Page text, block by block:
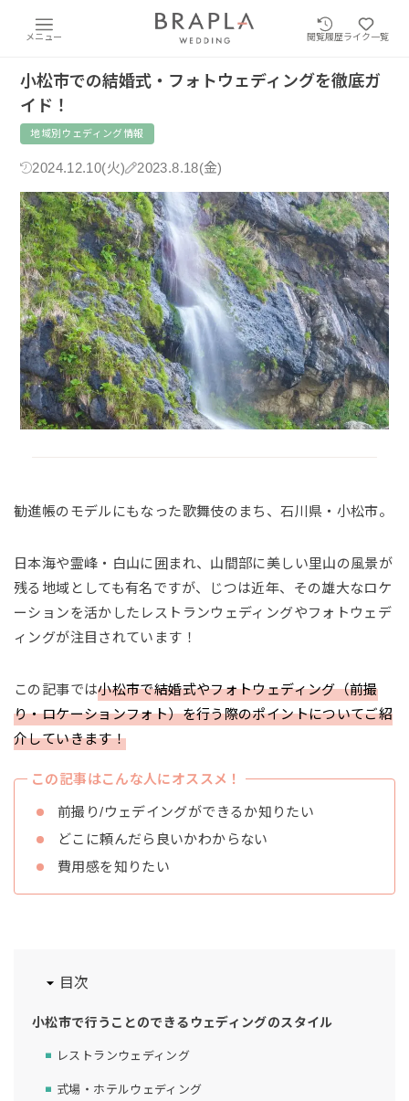
メニュー 閲覧履歴ライク一覧
小松市での結婚式・フォトウェディングを徹底ガ
イド！
地域別ウェディング情報
2024.12.10(火) 2023.8.18(金)
勧進帳のモデルにもなった歌舞伎のまち、石川県・小松市。
日本海や霊峰・白山に囲まれ、山間部に美しい里山の風景が
残る地域としても有名ですが、じつは近年、その雄大なロケ
ーションを活かしたレストランウェディングやフォトウェデ
ィングが注目されています！
この記事では小松市で結婚式やフォトウェディング（前撮
り・ロケーションフォト）を行う際のポイントについてご紹
介していきます！
この記事はこんな人にオススメ！
前撮り/ウェデイングができるか知りたい
どこに頼んだら良いかわからない
費用感を知りたい
目次
小松市で行うことのできるウェディングのスタイル
レストランウェディング
式場・ホテルウェディング